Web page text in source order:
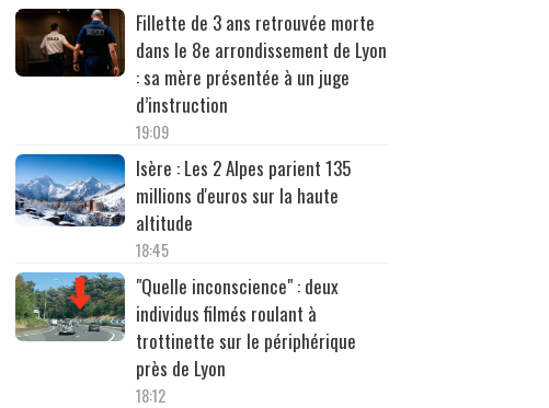
Fillette de 3 ans retrouvée morte
dans le 8e arrondissement de Lyon
: sa mère présentée à un juge
d’instruction
19:09
Isère : Les 2 Alpes parient 135
millions d'euros sur la haute
altitude
18:45
"Quelle inconscience" : deux
individus filmés roulant à
trottinette sur le périphérique
près de Lyon
18:12